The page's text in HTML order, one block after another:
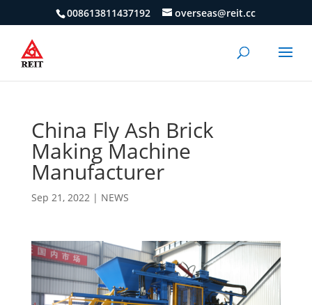
008613811437192 overseas@reit.cc
China Fly Ash Brick
Making Machine
Manufacturer
Sep 21, 2022| NEWS